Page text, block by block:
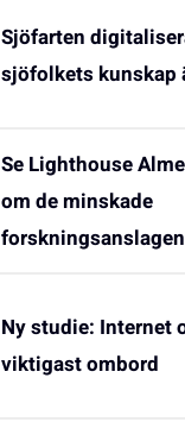
Sjöfarten
sjöfolkets kunskap
Se Lighthouse
om de minskade
Ny studie: Internet
viktigast ombord